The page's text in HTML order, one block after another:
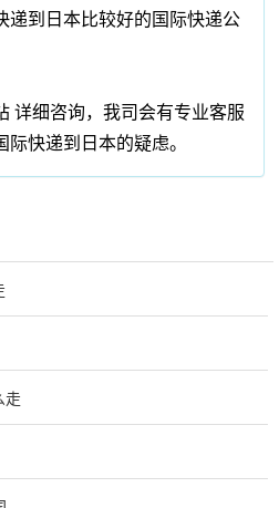
递到日本比较好的国际快递公
详细咨询，我司会有专业客服
际快递到日本的疑虑。
走